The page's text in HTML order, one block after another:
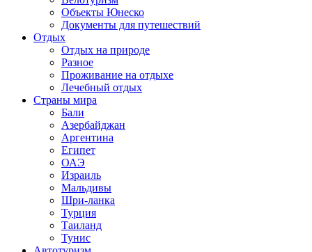
Объекты Юнеско
Документы для путешествий
Отдых
Отдых на природе
Разное
Проживание на отдыхе
Лечебный отдых
Страны мира
Бали
Азербайджан
Аргентина
Египет
ОАЭ
Израиль
Мальдивы
Шри-ланка
Турция
Таиланд
Тунис